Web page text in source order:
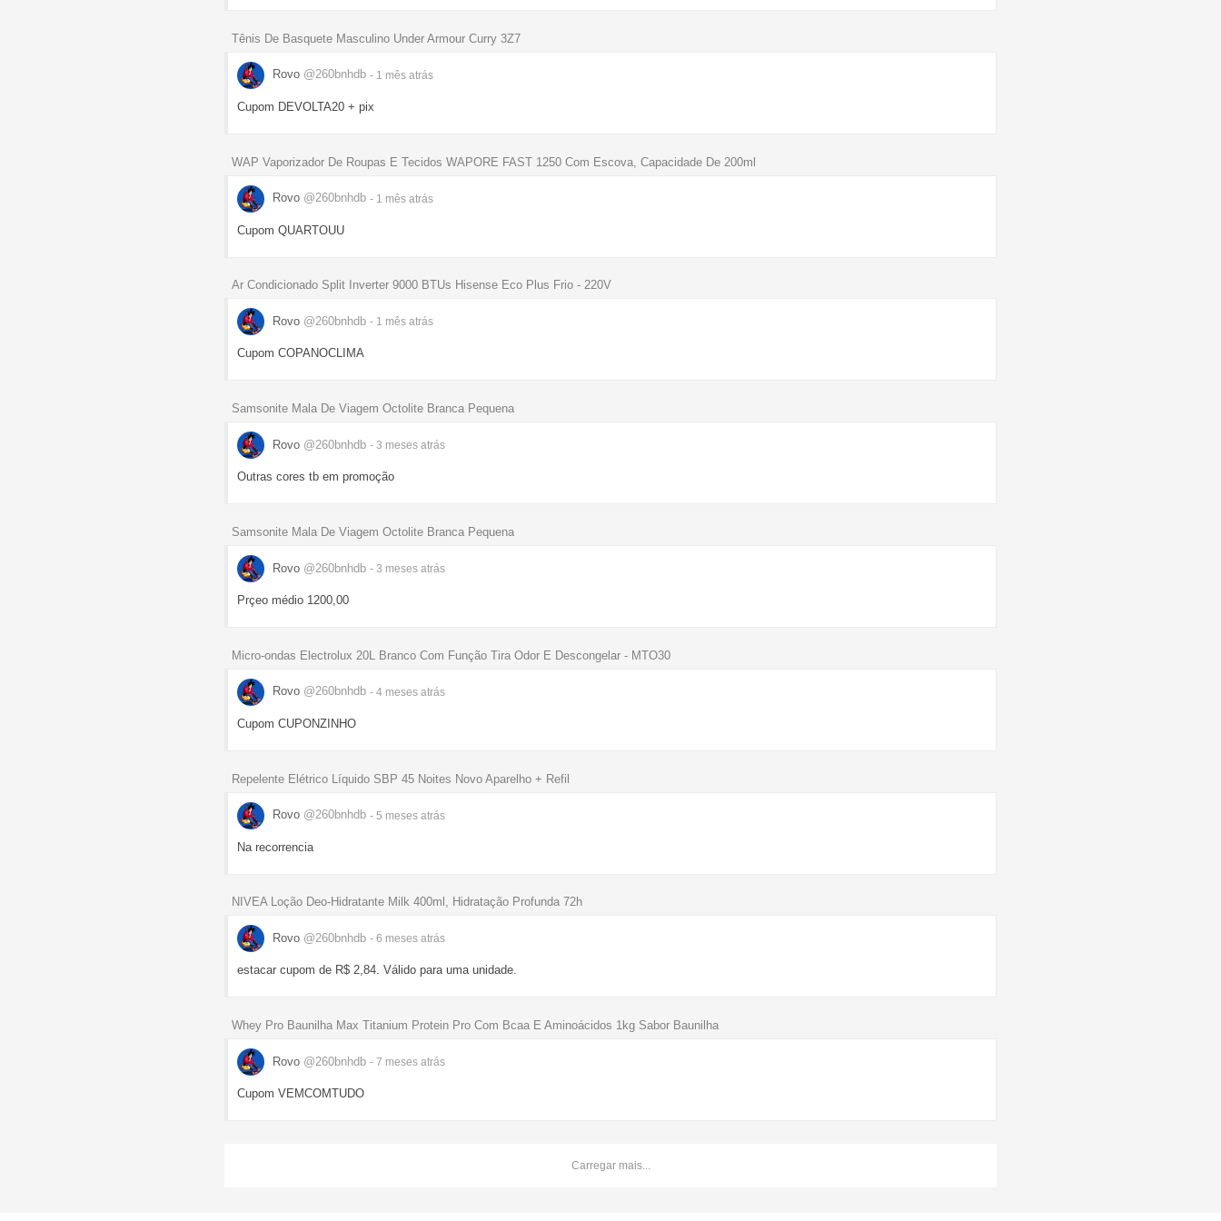
Tênis De Basquete Masculino Under Armour Curry 3Z7
Rovo @260bnhdb - 1 mês atrás
Cupom DEVOLTA20 + pix
WAP Vaporizador De Roupas E Tecidos WAPORE FAST 1250 Com Escova, Capacidade De 200ml
Rovo @260bnhdb - 1 mês atrás
Cupom QUARTOUU
Ar Condicionado Split Inverter 9000 BTUs Hisense Eco Plus Frio - 220V
Rovo @260bnhdb - 1 mês atrás
Cupom COPANOCLIMA
Samsonite Mala De Viagem Octolite Branca Pequena
Rovo @260bnhdb - 3 meses atrás
Outras cores tb em promoção
Samsonite Mala De Viagem Octolite Branca Pequena
Rovo @260bnhdb - 3 meses atrás
Prçeo médio 1200,00
Micro-ondas Electrolux 20L Branco Com Função Tira Odor E Descongelar - MTO30
Rovo @260bnhdb - 4 meses atrás
Cupom CUPONZINHO
Repelente Elétrico Líquido SBP 45 Noites Novo Aparelho + Refil
Rovo @260bnhdb - 5 meses atrás
Na recorrencia
NIVEA Loção Deo-Hidratante Milk 400ml, Hidratação Profunda 72h
Rovo @260bnhdb - 6 meses atrás
estacar cupom de R$ 2,84. Válido para uma unidade.
Whey Pro Baunilha Max Titanium Protein Pro Com Bcaa E Aminoácidos 1kg Sabor Baunilha
Rovo @260bnhdb - 7 meses atrás
Cupom VEMCOMTUDO
Carregar mais...